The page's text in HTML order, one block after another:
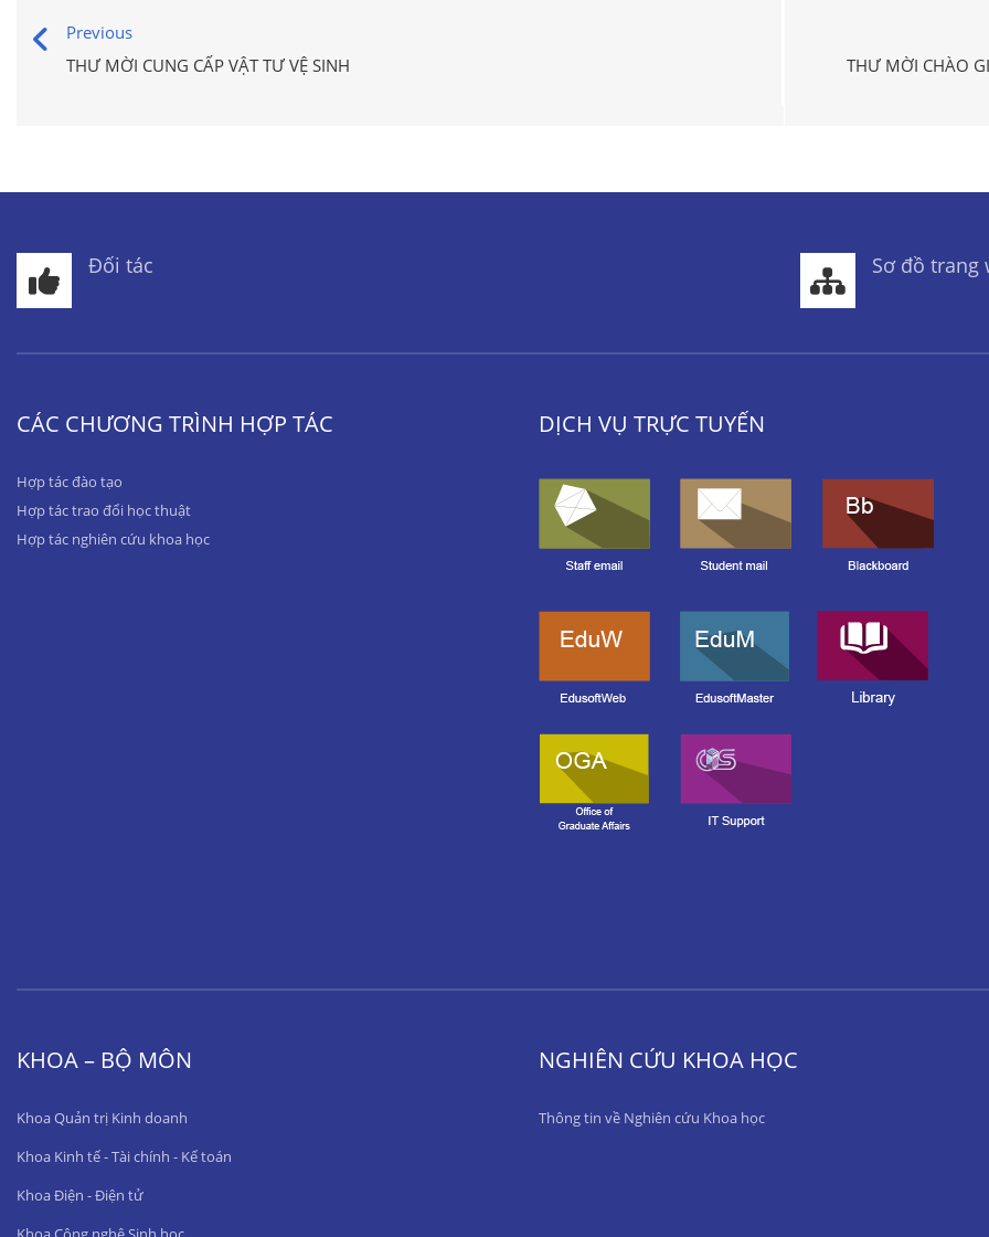
Previous
THƯ MỜI CUNG CẤP VẬT TƯ VỆ SINH
THƯ MỜI CHÀO
Đối tác Sơ đồ trang
CÁC CHƯƠNG TRÌNH HỢP TÁC
Hợp tác đào tạo
Hợp tác trao đổi học thuật
Hợp tác nghiên cứu khoa học
DỊCH VỤ TRỰC TUYẾN
KHOA – BỘ MÔN
Khoa Quản trị Kinh doanh
Khoa Kinh tế - Tài chính - Kế toán
Khoa Điện - Điện tử
NGHIÊN CỨU KHOA HỌC
Thông tin về Nghiên cứu Khoa học